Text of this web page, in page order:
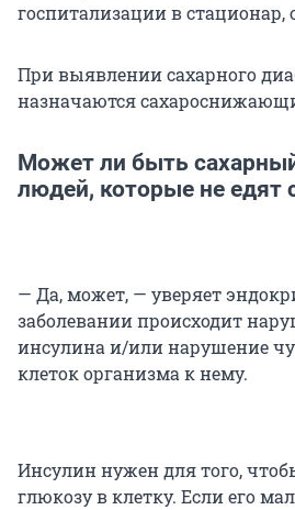
госпитализации в стационар,
При выявлении сахарного
назначаются
Может ли быть
людей, которые не едят
— Да, может, — уверяет
заболевании происходит
инсулина и/или нарушение
клеток организма к нему.
Инсулин нужен для того,
глюкозу в клетку. Если его